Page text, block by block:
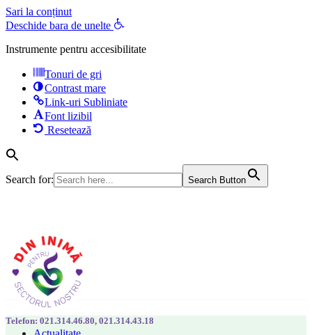
Sari la conținut
Deschide bara de unelte
Instrumente pentru accesibilitate
Tonuri de gri
Contrast mare
Link-uri Subliniate
Font lizibil
Resetează
Search for: Search Button
Telefon: 021.314.46.80, 021.314.43.18